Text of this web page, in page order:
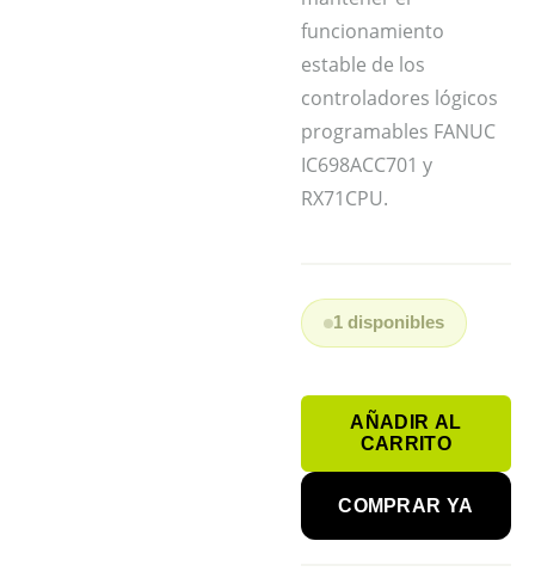
funcionamiento
estable de los
controladores lógicos
programables FANUC
IC698ACC701 y
RX71CPU.
1 disponibles
PARA
PLC
IC698ACC701
AÑADIR AL
CARRITO
COMPRAR YA